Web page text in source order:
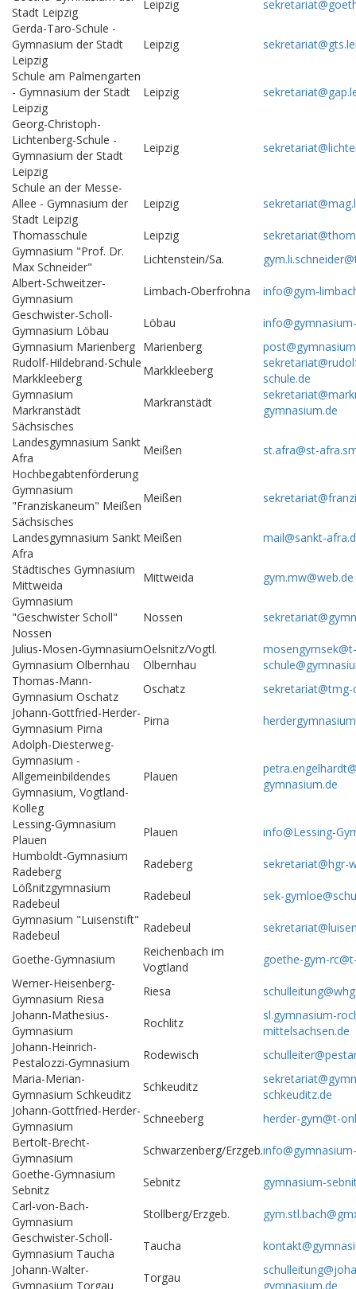
Stadt Leipzig
Leipzig
Gerda-Taro-Schule -
Gymnasium der Stadt
Leipzig
Leipzig
Schule am Palmengarten
- Gymnasium der Stadt
Leipzig
Leipzig
Georg-Christoph-
Lichtenberg-Schule -
Gymnasium der Stadt
Leipzig
Leipzig
Schule an der Messe-
Allee - Gymnasium der
Stadt Leipzig
Leipzig
Thomasschule Leipzig
Gymnasium "Prof. Dr.
Max Schneider"
Lichtenstein/Sa.
Albert-Schweitzer-
Gymnasium
Limbach-Oberfrohna
info@gym-
Geschwister-Scholl-
Gymnasium Löbau
Löbau
Gymnasium Marienberg Marienberg
Rudolf-Hildebrand-Schule
Markkleeberg
Markkleeberg
schule.de
Gymnasium
Markranstädt
Markranstädt
gymnasium.de
Sächsisches
Landesgymnasium Sankt
Afra
Hochbegabtenförderung
Meißen st.afra@st-
Gymnasium
"Franziskaneum" Meißen
Meißen
Sächsisches
Landesgymnasium Sankt
Afra
Meißen mail@sankt-
Städtisches Gymnasium
Mittweida
Mittweida
gym.mw@web.de
Gymnasium
"Geschwister Scholl"
Nossen
Nossen
Julius-Mosen-GymnasiumOelsnitz/Vogtl.
Gymnasium Olbernhau
Olbernhau
Thomas-Mann-
Gymnasium Oschatz
Oschatz
Johann-Gottfried-Herder-
Gymnasium Pirna
Pirna
Adolph-Diesterweg-
Gymnasium -
Allgemeinbildendes
Gymnasium, Vogtland-
Kolleg
Plauen
gymnasium.de
Lessing-Gymnasium
Plauen
Plauen
info@Lessing-
Humboldt-Gymnasium
Radeberg
Radeberg
sekretariat@hgr-
Lößnitzgymnasium
Radebeul
Radebeul
sek-
Gymnasium "Luisenstift"
Radebeul
Radebeul
Goethe-Gymnasium
Reichenbach im
Vogtland
goethe-gym-
Werner-Heisenberg-
Gymnasium Riesa
Riesa
Johann-Mathesius-
Gymnasium
Rochlitz
sl.gymnasium-
mittelsachsen.de
Johann-Heinrich-
Pestalozzi-Gymnasium
Rodewisch
Maria-Merian-
Gymnasium Schkeuditz
Schkeuditz
schkeuditz.de
Johann-Gottfried-Herder-
Gymnasium
Schneeberg
herder-gym@t-
Bertolt-Brecht-
Gymnasium
Schwarzenberg/Erzgeb.
Goethe-Gymnasium
Sebnitz
Sebnitz
gymnasium-
Carl-von-Bach-
Gymnasium
Stollberg/Erzgeb.
Geschwister-Scholl-
Gymnasium Taucha
Taucha
Johann-Walter-
Gymnasium Torgau
Torgau
gymnasium.de